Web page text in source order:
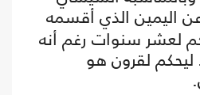
اليمين الذي أقسمه
لعشر سنوات رغم أنه
ليحكم لقرون هو